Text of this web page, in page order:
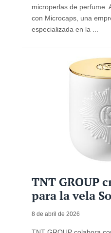
microperlas de perfume.
con Microcaps, una
especializada en la ...
TNT GROUP
para la vela
8 de abril de 2026